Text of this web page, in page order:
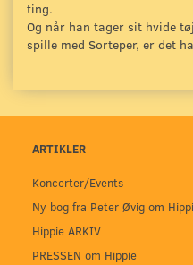
ting.
Og når han tager sit hvide
spille med Sorteper, er det
ARTIKLER
Koncerter/Events
Ny bog fra Peter Øvig om
Hippie ARKIV
PRESSEN om Hippie